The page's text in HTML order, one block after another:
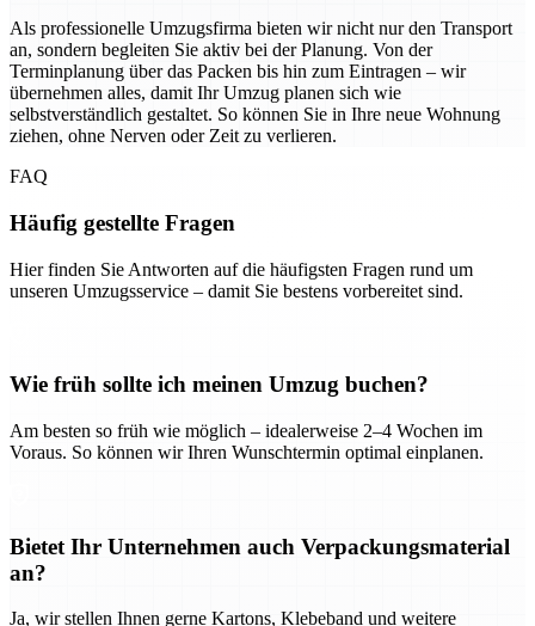
Als professionelle Umzugsfirma bieten wir nicht nur den Transport
an, sondern begleiten Sie aktiv bei der Planung. Von der
Terminplanung über das Packen bis hin zum Eintragen – wir
übernehmen alles, damit Ihr Umzug planen sich wie
selbstverständlich gestaltet. So können Sie in Ihre neue Wohnung
ziehen, ohne Nerven oder Zeit zu verlieren.
FAQ
Häufig gestellte Fragen
Hier finden Sie Antworten auf die häufigsten Fragen rund um
unseren Umzugsservice – damit Sie bestens vorbereitet sind.
Wie früh sollte ich meinen Umzug buchen?
Am besten so früh wie möglich – idealerweise 2–4 Wochen im
Voraus. So können wir Ihren Wunschtermin optimal einplanen.
Bietet Ihr Unternehmen auch Verpackungsmaterial
an?
Ja, wir stellen Ihnen gerne Kartons, Klebeband und weitere